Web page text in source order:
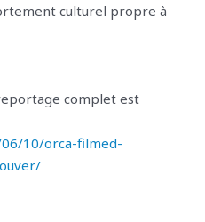
culturel propre à
complet est
10/orca-filmed-